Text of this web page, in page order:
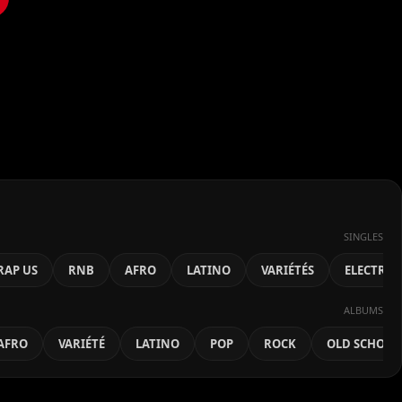
SINGLES
US RNB AFRO LATINO VARIÉTÉS ELECTRO
ALBUMS
VARIÉTÉ LATINO POP ROCK OLD SCHOOL